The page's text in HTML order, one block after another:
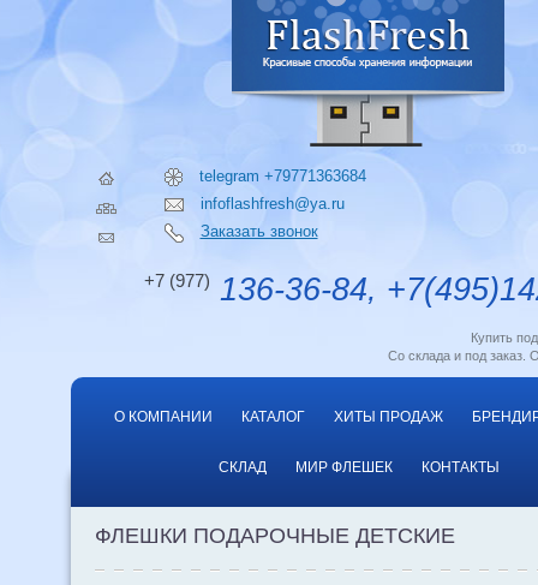
telegram +79771363684
infoflashfresh@ya.ru
Заказать звонок
+7 (977) 136-36-84,
Купить
Со склада и под заказ.
О КОМПАНИИ КАТАЛОГ ХИТЫ ПРОДАЖ
СКЛАД МИР ФЛЕШЕК КОНТАКТЫ
ФЛЕШКИ ПОДАРОЧНЫЕ ДЕТСКИЕ